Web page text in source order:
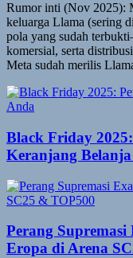
Rumor inti (Nov 2025):
keluarga Llama (sering
pola yang sudah
komersial, serta
Meta sudah merilis
Black Friday
Keranjang
Perang
Eropa di Arena